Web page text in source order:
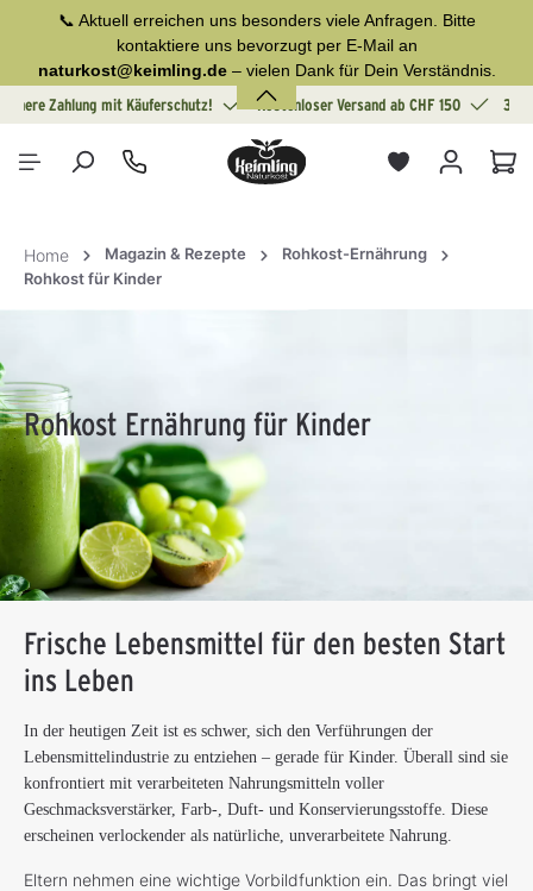
springen
📞 Aktuell erreichen uns besonders viele Anfragen. Bitte
kontaktiere uns bevorzugt per E-Mail an
naturkost@keimling.de– vielen Dank für Dein Verständnis.
Sichere Zahlung mit Käuferschutz!
Kostenloser Versand ab CHF 150 30
Home Magazin & Rezepte
Rohkost-Ernährung
Rohkost für Kinder
Rohkost Ernährung für Kinder
Frische Lebensmittel für den besten Start
ins Leben
In der heutigen Zeit ist es schwer, sich den Verführungen der
Lebensmittelindustrie zu entziehen – gerade für Kinder. Überall sind sie
konfrontiert mit verarbeiteten Nahrungsmitteln voller
Geschmacksverstärker, Farb-, Duft- und Konservierungsstoffe. Diese
erscheinen verlockender als natürliche, unverarbeitete Nahrung.
Eltern nehmen eine wichtige Vorbildfunktion ein. Das bringt viel